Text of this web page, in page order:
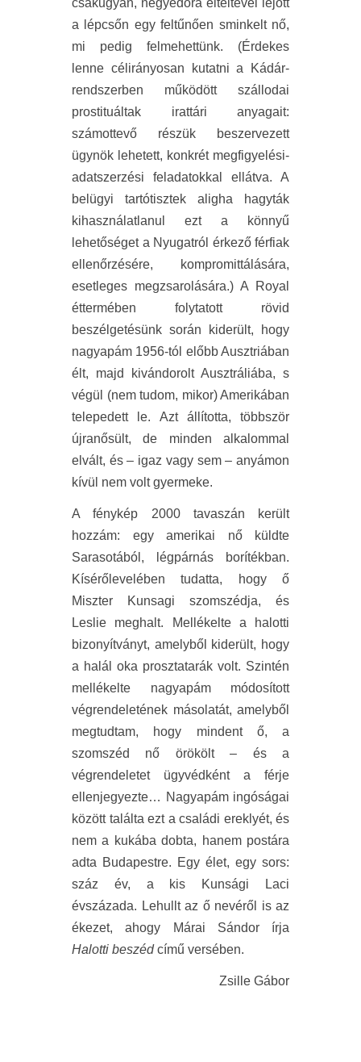
a lépcsőn egy feltűnően sminkelt nő,
mi pedig felmehettünk. (Érdekes
lenne célirányosan kutatni a Kádár-
rendszerben működött szállodai
prostituáltak irattári anyagait:
számottevő részük beszervezett
ügynök lehetett, konkrét megfigyelési-
adatszerzési feladatokkal ellátva. A
belügyi tartótisztek aligha hagyták
kihasználatlanul ezt a könnyű
lehetőséget a Nyugatról érkező férfiak
ellenőrzésére, kompromittálására,
esetleges megzsarolására.) A Royal
éttermében folytatott rövid
beszélgetésünk során kiderült, hogy
nagyapám 1956-tól előbb Ausztriában
élt, majd kivándorolt Ausztráliába, s
végül (nem tudom, mikor) Amerikában
telepedett le. Azt állította, többször
újranősült, de minden alkalommal
elvált, és – igaz vagy sem – anyámon
kívül nem volt gyermeke.
A fénykép 2000 tavaszán került
hozzám: egy amerikai nő küldte
Sarasotából, légpárnás borítékban.
Kísérőlevelében tudatta, hogy ő
Miszter Kunsagi szomszédja, és
Leslie meghalt. Mellékelte a halotti
bizonyítványt, amelyből kiderült, hogy
a halál oka prosztatarák volt. Szintén
mellékelte nagyapám módosított
végrendeletének másolatát, amelyből
megtudtam, hogy mindent ő, a
szomszéd nő örökölt – és a
végrendeletet ügyvédként a férje
ellenjegyezte… Nagyapám ingóságai
között találta ezt a családi ereklyét, és
nem a kukába dobta, hanem postára
adta Budapestre. Egy élet, egy sors:
száz év, a kis Kunsági Laci
évszázada. Lehullt az ő nevéről is az
ékezet, ahogy Márai Sándor írja
Halotti beszédcímű versében.
Zsille Gábor